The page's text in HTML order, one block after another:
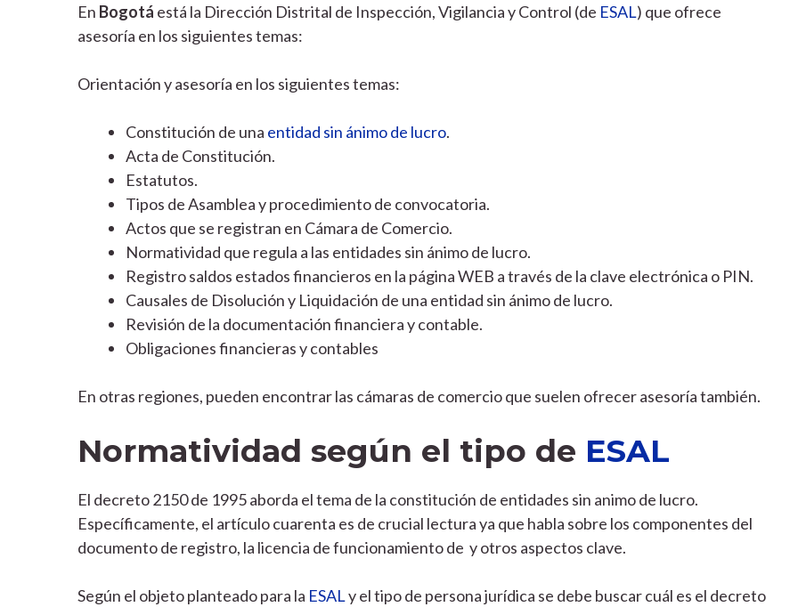
En Bogotá está la Dirección Distrital de Inspección, Vigilancia y Control (de ESAL) que ofrece
asesoría en los siguientes temas:
Orientación y asesoría en los siguientes temas:
Constitución de una entidad sin ánimo de lucro.
Acta de Constitución.
Estatutos.
Tipos de Asamblea y procedimiento de convocatoria.
Actos que se registran en Cámara de Comercio.
Normatividad que regula a las entidades sin ánimo de lucro.
Registro saldos estados financieros en la página WEB a través de la clave electrónica o PIN.
Causales de Disolución y Liquidación de una entidad sin ánimo de lucro.
Revisión de la documentación financiera y contable.
Obligaciones financieras y contables
En otras regiones, pueden encontrar las cámaras de comercio que suelen ofrecer asesoría también.
Normatividad según el tipo de ESAL
El decreto 2150 de 1995 aborda el tema de la constitución de entidades sin animo de lucro.
Específicamente, el artículo cuarenta es de crucial lectura ya que habla sobre los componentes del
documento de registro, la licencia de funcionamiento de y otros aspectos clave.
Según el objeto planteado para la ESALy el tipo de persona jurídica se debe buscar cuál es el decreto